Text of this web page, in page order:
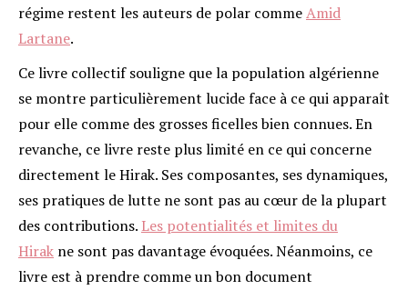
régime restent les auteurs de polar commeAmid
Lartane.
Ce livre collectif souligne que la population algérienne
se montre particulièrement lucide face à ce qui apparaît
pour elle comme des grosses ficelles bien connues. En
revanche, ce livre reste plus limité en ce qui concerne
directement le Hirak. Ses composantes, ses dynamiques,
ses pratiques de lutte ne sont pas au cœur de la plupart
des contributions. Les potentialités et limites du
Hirak ne sont pas davantage évoquées. Néanmoins, ce
livre est à prendre comme un bon document